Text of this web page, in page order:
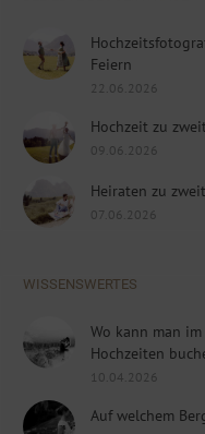
Feiern
22.06.2026
Hochzeit zu
09.06.2026
Heiraten zu
07.06.2026
WISSENSWERTES
Wo kann man
Hochzeiten
10.04.2026
Auf welchem